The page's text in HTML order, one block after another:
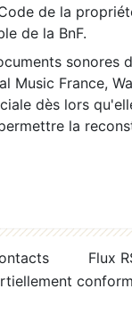
de la
de la BnF.
sonores
Music France,
dès lors
la
Flux